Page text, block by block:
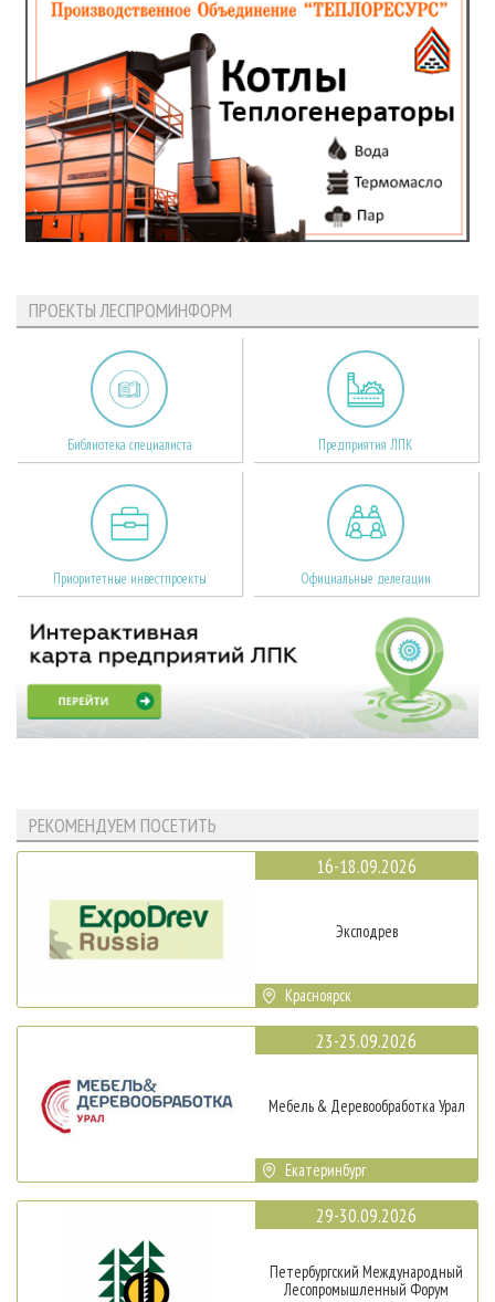
ПРОЕКТЫ ЛЕСПРОМИНФОРМ
Библиотека специалиста Предприятия ЛПК
Приоритетные инвестпроекты Официальные делегации
РЕКОМЕНДУЕМ ПОСЕТИТЬ
16-18.09.2026
Эксподрев
Красноярск
23-25.09.2026
Мебель & Деревообработка Урал
Екатеринбург
29-30.09.2026
Петербургский Международный
Лесопромышленный Форум